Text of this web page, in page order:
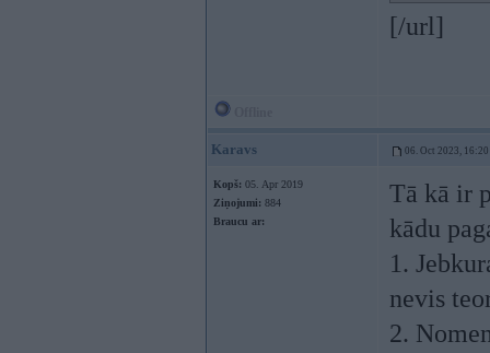
[/url]
Karavs 06. Oct 2023, 16:20
Kopš: 05. Apr 2019
Ziņojumi: 884
Braucu ar:
Tā kā ir
kādu
1.
nevis
2.